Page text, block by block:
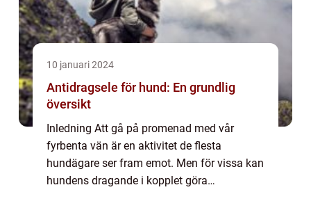
10 januari 2024
Antidragsele för hund: En grundlig
översikt
Inledning Att gå på promenad med vår
fyrbenta vän är en aktivitet de flesta
hundägare ser fram emot. Men för vissa kan
hundens dragande i kopplet göra